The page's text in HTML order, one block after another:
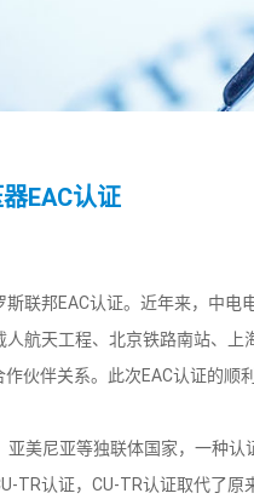
EAC认证
联邦EAC认证。近年来，中电
航天工程、北京铁路南站、上
伙伴关系。此次EAC认证的顺
美尼亚等独联体国家，一种认
TR认证，CU-TR认证取代了原